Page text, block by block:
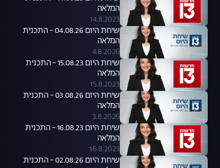
המלאה
14.8.2023
שיחת היום 04.08.26 - התכנית
המלאה
4.8.2026
שיחת היום 15.08.23 - התכנית
המלאה
15.8.2023
שיחת היום 03.08.26 - התכנית
המלאה
3.8.2026
שיחת היום 16.08.23 - התכנית
המלאה
16.8.2023
שיחת היום 02.08.26 - התכנית